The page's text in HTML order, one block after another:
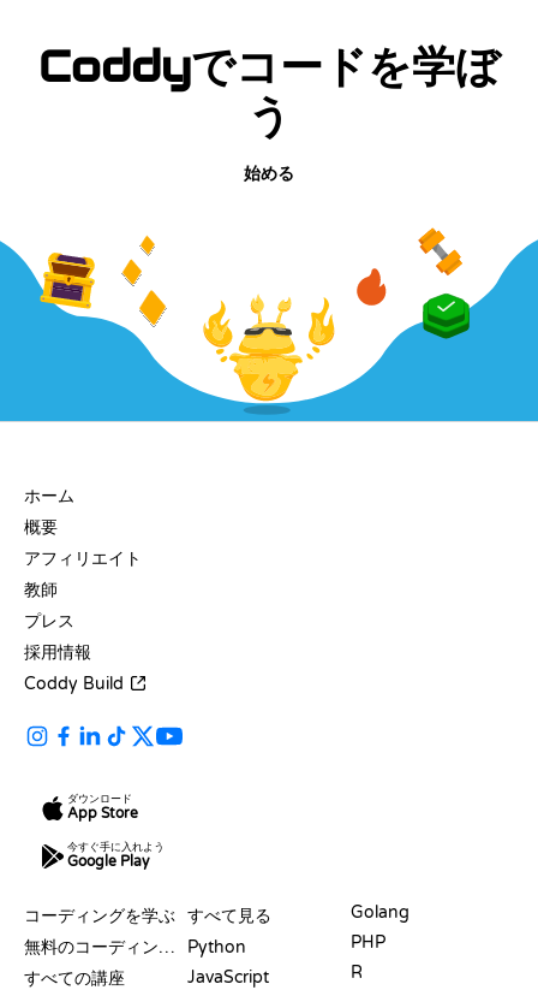
Coddyでコードを学ぼ
う
始める
ホーム
概要
アフィリエイト
教師
プレス
採用情報
Coddy Build
ダウンロード
App Store
今すぐ手に入れよう
Google Play
コーディングを学ぶ
無料のコーディングサイト
すべての講座
すべて見る
Python
JavaScript
Golang
PHP
R